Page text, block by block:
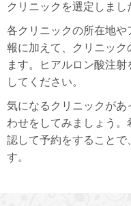
クリニックを選定しまし
各クリニックの所在地
報に加えて、クリニッ
ます。ヒアルロン酸注
してください。
気になるクリニックが
わせをしてみましょう
認して予約をすること
す。